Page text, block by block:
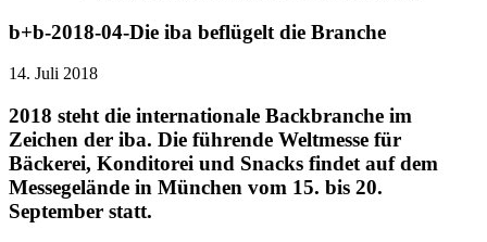
b+b-2018-04-Die iba beflügelt die Branche
14. Juli 2018
2018 steht die internationale Backbranche im
Zeichen der iba. Die führende Weltmesse für
Bäckerei, Konditorei und Snacks findet auf dem
Messegelände in München vom 15. bis 20.
September statt.